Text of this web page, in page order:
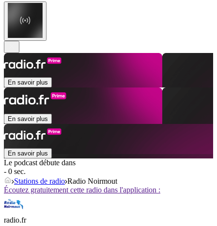
En savoir plus
En savoir plus
En savoir plus
Le podcast débute dans
- 0 sec.
Stations de radio Radio Noirmout
Écoutez gratuitement cette radio dans l'application :
radio.fr